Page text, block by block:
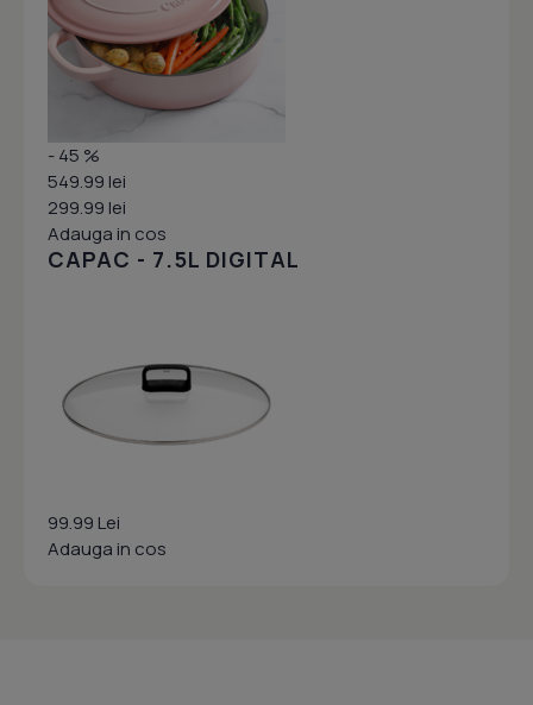
- 45 %
549.99 lei
299.99 lei
Adauga in cos
CAPAC - 7.5L DIGITAL
99.99 Lei
Adauga in cos